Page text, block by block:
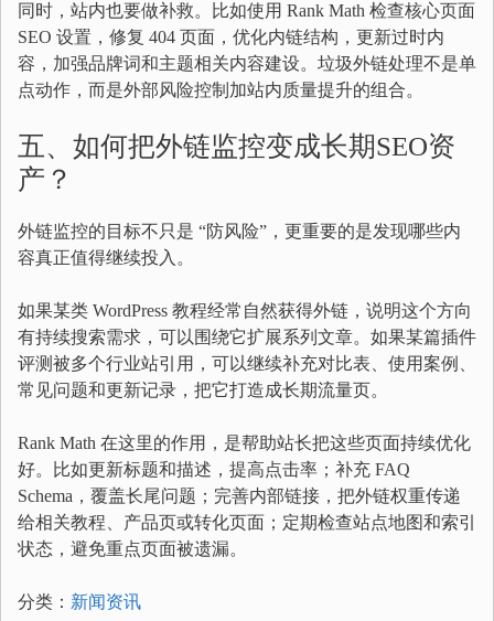
同时，站内也要做补救。比如使用 Rank Math 检查核心页面
SEO 设置，修复 404 页面，优化内链结构，更新过时内
容，加强品牌词和主题相关内容建设。垃圾外链处理不是单
点动作，而是外部风险控制加站内质量提升的组合。
五、如何把外链监控变成长期SEO资
产？
外链监控的目标不只是 “防风险”，更重要的是发现哪些内
容真正值得继续投入。
如果某类 WordPress 教程经常自然获得外链，说明这个方向
有持续搜索需求，可以围绕它扩展系列文章。如果某篇插件
评测被多个行业站引用，可以继续补充对比表、使用案例、
常见问题和更新记录，把它打造成长期流量页。
Rank Math 在这里的作用，是帮助站长把这些页面持续优化
好。比如更新标题和描述，提高点击率；补充 FAQ
Schema，覆盖长尾问题；完善内部链接，把外链权重传递
给相关教程、产品页或转化页面；定期检查站点地图和索引
状态，避免重点页面被遗漏。
分类： 新闻资讯